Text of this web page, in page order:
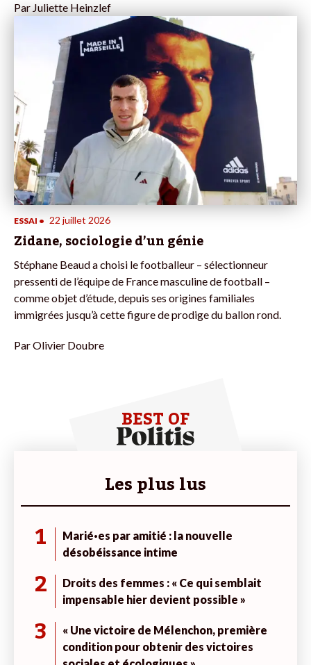
ParJuliette Heinzlef
ESSAI • 22 juillet 2026
Zidane, sociologie d’un génie
Stéphane Beaud a choisi le footballeur – sélectionneur
pressenti de l’équipe de France masculine de football –
comme objet d’étude, depuis ses origines familiales
immigrées jusqu’à cette figure de prodige du ballon rond.
ParOlivier Doubre
BEST OF
Les plus lus
1
Marié·es par amitié : la nouvelle
désobéissance intime
2
Droits des femmes : « Ce qui semblait
impensable hier devient possible »
3
« Une victoire de Mélenchon, première
condition pour obtenir des victoires